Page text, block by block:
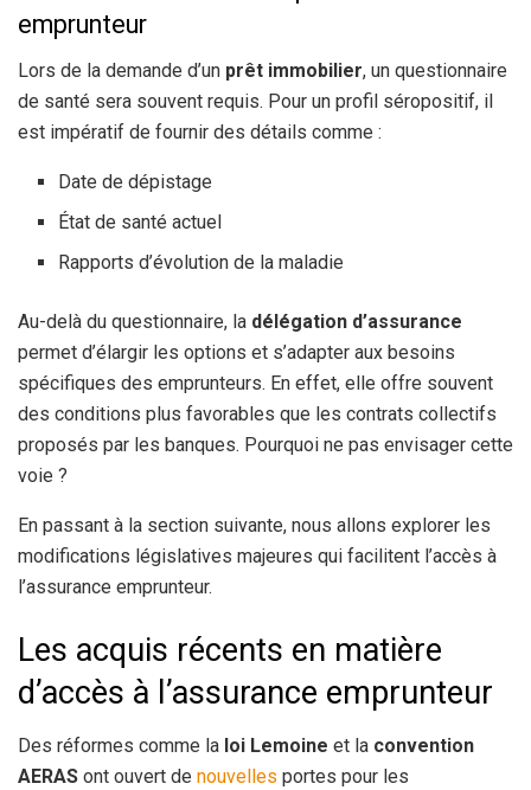
emprunteur
Lors de la demande d’un prêt immobilier, un questionnaire
de santé sera souvent requis. Pour un profil séropositif, il
est impératif de fournir des détails comme :
Date de dépistage
État de santé actuel
Rapports d’évolution de la maladie
Au-delà du questionnaire, la délégation d’assurance
permet d’élargir les options et s’adapter aux besoins
spécifiques des emprunteurs. En effet, elle offre souvent
des conditions plus favorables que les contrats collectifs
proposés par les banques. Pourquoi ne pas envisager cette
voie ?
En passant à la section suivante, nous allons explorer les
modifications législatives majeures qui facilitent l’accès à
l’assurance emprunteur.
Les acquis récents en matière
d’accès à l’assurance emprunteur
Des réformes comme la loi Lemoine et la convention
AERAS ont ouvert de nouvelles portes pour les